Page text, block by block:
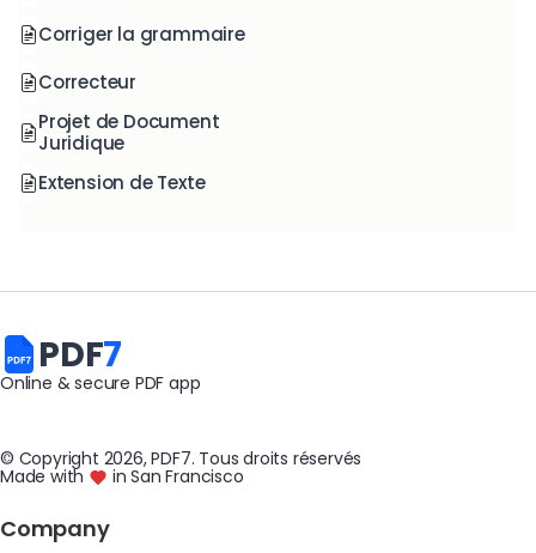
Corriger la grammaire
Correcteur
Projet de Document
Juridique
Extension de Texte
PDF7
Online & secure PDF app
© Copyright 2026, PDF7. Tous droits réservés
Made with in San Francisco
Company